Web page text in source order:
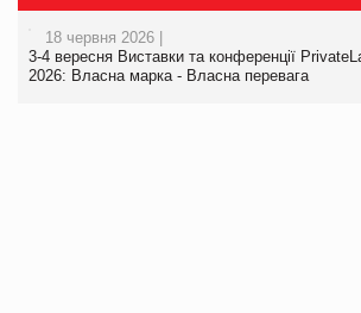
18 червня 2026 |
3-4 вересня Виставки та конференції
2026: Власна марка - Власна перевага